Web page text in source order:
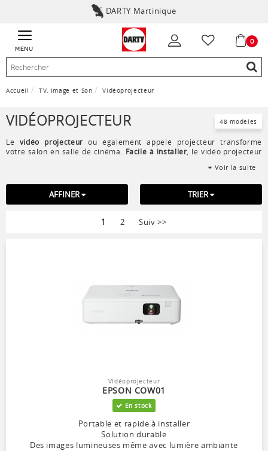
DARTY Martinique
MENU
0
Accueil TV, Image et Son Vidéoprojecteur
VIDÉOPROJECTEUR 48 modèles
Le vidéo projecteur ou également appelé projecteur transforme
votre salon en salle de cinéma. Facile à installer , le vidéo projecteur
. Pour réaliser des présentations
Voir la suite
AFFINER TRIER
1 2 Suiv >>
Vidéoprojecteur
EPSON COW01
En stock
Portable et rapide à installer
Solution durable
Des images lumineuses même avec lumière ambiante